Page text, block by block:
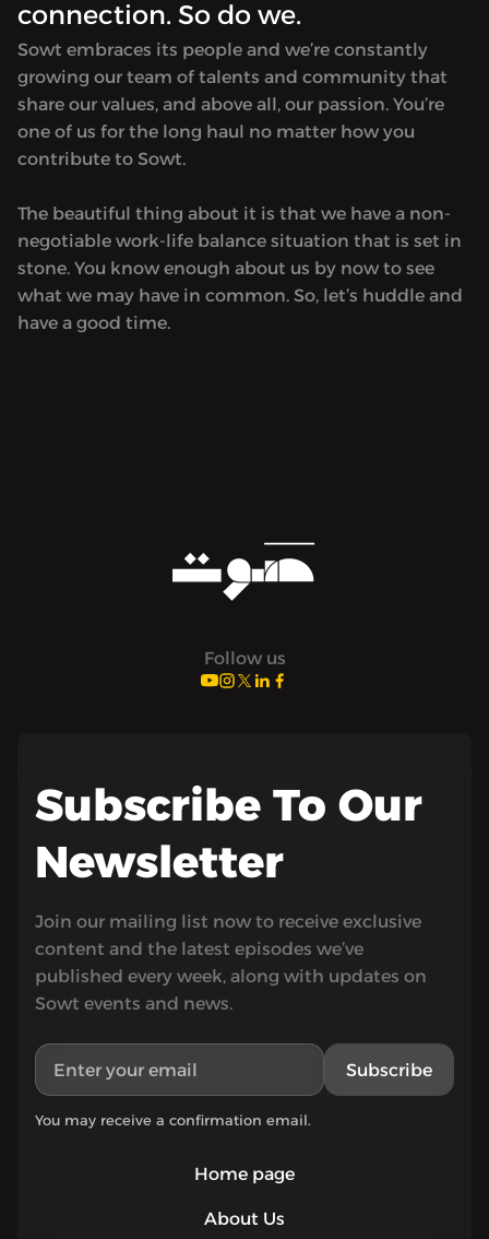
rel="noopener noreferrer"
href="https://acast.com/privacy">acast.com/privacy</a>
for more information.</p>
for
connection. So do we.
Sowt embraces its people and we’re constantly
growing our team of talents and community that
share our values, and above all, our passion. You’re
one of us for the long haul no matter how you
contribute to Sowt.
The beautiful thing about it is that we have a non-
negotiable work-life balance situation that is set in
stone. You know enough about us by now to see
what we may have in common. So, let’s huddle and
have a good time.
Follow us
Home page
About Us
Subscribe To Our
Newsletter
Join our mailing list now to receive exclusive
content and the latest episodes we’ve
published every week, along with updates on
Sowt events and news.
Subscribe
You may receive a confirmation email.